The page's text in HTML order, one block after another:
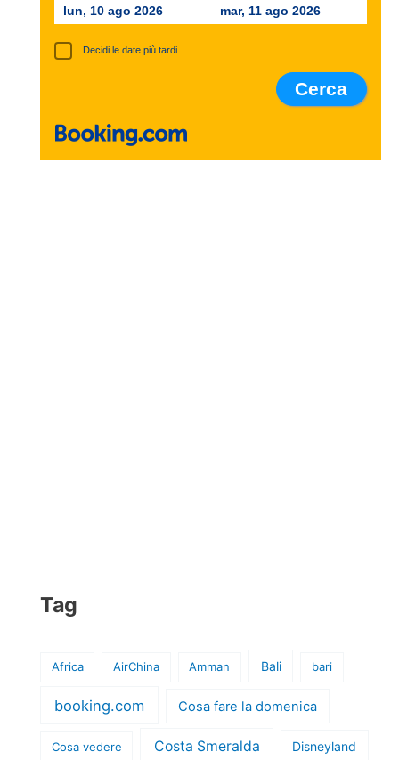
lun, 10 ago 2026 mar, 11 ago 2026
Decidi le date più tardi
Tag
Africa AirChina Amman Bali bari
booking.com Cosa fare la domenica
Cosa vedere Costa Smeralda Disneyland